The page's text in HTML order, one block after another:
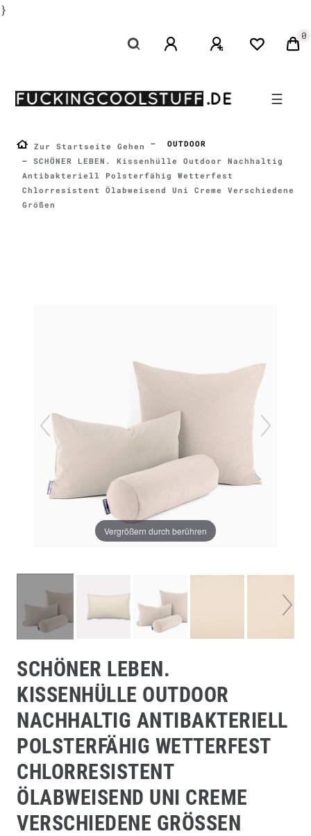
}
0
☰
Zur Startseite Gehen
OUTDOOR
SCHÖNER LEBEN. Kissenhülle Outdoor Nachhaltig
Antibakteriell Polsterfähig Wetterfest
Chlorresistent Ölabweisend Uni Creme Verschiedene
Größen
Vergrößern durch berühren
SCHÖNER LEBEN.
KISSENHÜLLE OUTDOOR
NACHHALTIG ANTIBAKTERIELL
POLSTERFÄHIG WETTERFEST
CHLORRESISTENT
ÖLABWEISEND UNI CREME
VERSCHIEDENE GRÖSSEN